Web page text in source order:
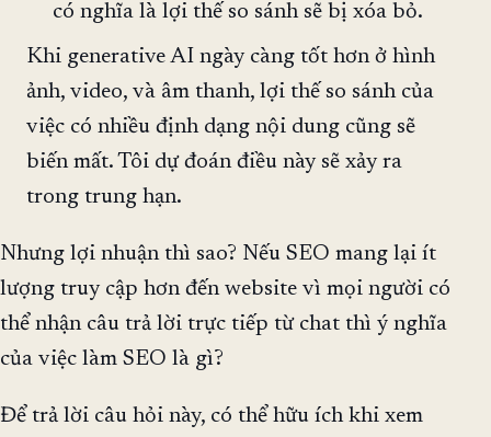
có nghĩa là lợi thế so sánh sẽ bị xóa bỏ.
Khi generative AI ngày càng tốt hơn ở hình
ảnh, video, và âm thanh, lợi thế so sánh của
việc có nhiều định dạng nội dung cũng sẽ
biến mất. Tôi dự đoán điều này sẽ xảy ra
trong trung hạn.
Nhưng lợi nhuận thì sao? Nếu SEO mang lại ít
lượng truy cập hơn đến website vì mọi người có
thể nhận câu trả lời trực tiếp từ chat thì ý nghĩa
của việc làm SEO là gì?
Để trả lời câu hỏi này, có thể hữu ích khi xem